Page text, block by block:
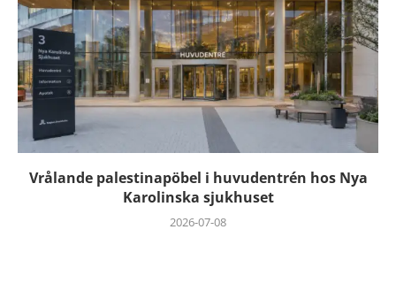
Vrålande palestinapöbel i huvudentrén hos Nya
Karolinska sjukhuset
2026-07-08